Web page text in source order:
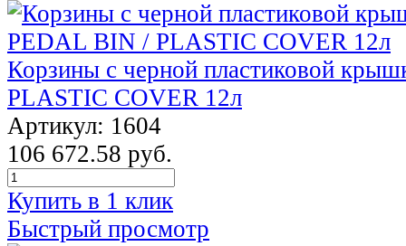
Корзины с черной пластиковой
PLASTIC COVER 12л
Артикул: 1604
106 672.58 руб.
Купить в 1 клик
Быстрый просмотр